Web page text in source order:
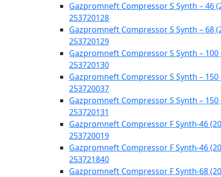
Gazpromneft Compressor S Synth – 46
253720128
Gazpromneft Compressor S Synth – 68
253720129
Gazpromneft Compressor S Synth – 100
253720130
Gazpromneft Compressor S Synth – 150
253720037
Gazpromneft Compressor S Synth – 150
253720131
Gazpromneft Compressor F Synth-46
253720019
Gazpromneft Compressor F Synth-46
253721840
Gazpromneft Compressor F Synth-68